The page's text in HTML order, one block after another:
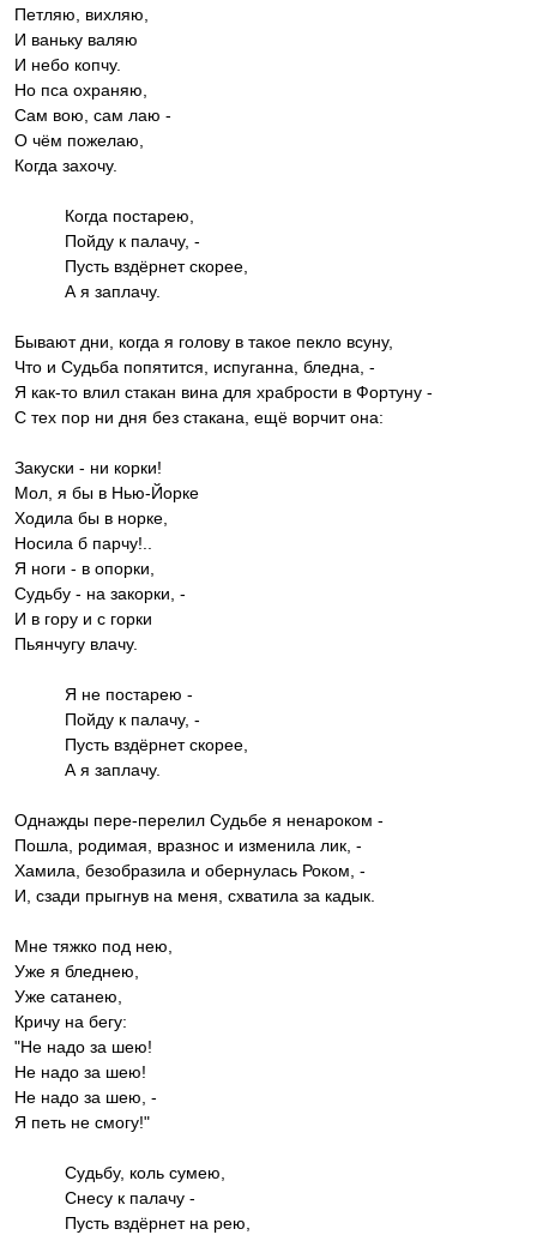
Петляю, вихляю,
И ваньку валяю
И небо копчу.
Но пса охраняю,
Сам вою, сам лаю -
О чём пожелаю,
Когда захочу.
Когда постарею,
Пойду к палачу, -
Пусть вздёрнет скорее,
А я заплачу.
Бывают дни, когда я голову в такое пекло всуну,
Что и Судьба попятится, испуганна, бледна, -
Я как-то влил стакан вина для храбрости в Фортуну -
С тех пор ни дня без стакана, ещё ворчит она:
Закуски - ни корки!
Мол, я бы в Нью-Йорке
Ходила бы в норке,
Носила б парчу!..
Я ноги - в опорки,
Судьбу - на закорки, -
И в гору и с горки
Пьянчугу влачу.
Я не постарею -
Пойду к палачу, -
Пусть вздёрнет скорее,
А я заплачу.
Однажды пере-перелил Судьбе я ненароком -
Пошла, родимая, вразнос и изменила лик, -
Хамила, безобразила и обернулась Роком, -
И, сзади прыгнув на меня, схватила за кадык.
Мне тяжко под нею,
Уже я бледнею,
Уже сатанею,
Кричу на бегу:
"Не надо за шею!
Не надо за шею!
Не надо за шею, -
Я петь не смогу!"
Судьбу, коль сумею,
Снесу к палачу -
Пусть вздёрнет на рею,